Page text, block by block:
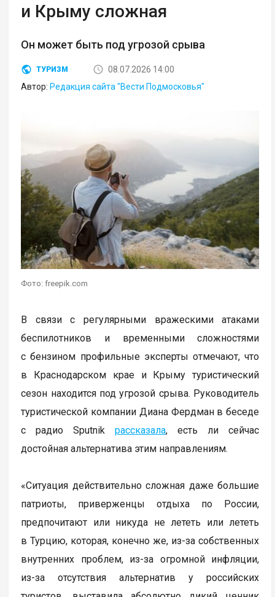
и Крыму сложная
Он может быть под угрозой срыва
ТУРИЗМ
08.07.2026 14:00
Автор: Редакция сайта "Вести Подмосковья"
Фото: freepik.com
В связи с регулярными вражескими атаками
беспилотников и временными сложностями
с бензином профильные эксперты отмечают, что
в Краснодарском крае и Крыму туристический
сезон находится под угрозой срыва. Руководитель
туристической компании Диана Фердман в беседе
с радио Sputnikрассказала, есть ли сейчас
достойная альтернатива этим направлениям.
«Ситуация действительно сложная даже большие
патриоты, приверженцы отдыха по России,
предпочитают или никуда не лететь или лететь
в Турцию, которая, конечно же, из-за собственных
внутренних проблем, из-за огромной инфляции,
из-за отсутствия альтернатив у российских